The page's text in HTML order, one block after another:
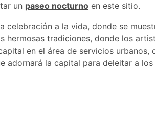
un paseo nocturno en este sitio.
celebración a la vida, donde se
hermosas tradiciones, donde los
en el área de servicios urbanos,
adornará la capital para deleitar a